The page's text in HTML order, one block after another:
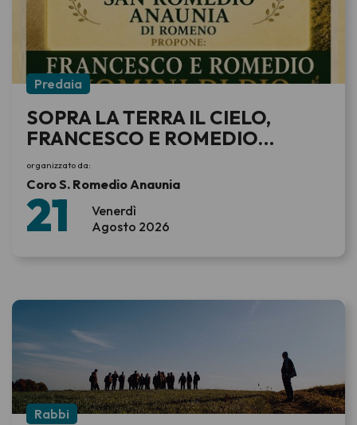
Venerdì
21 Agosto 2026
Predaia
SOPRA LA TERRA IL CIELO,
FRANCESCO E ROMEDIO
UOMINI DI DIO NELL' 8°
CENTENARIO DELLA MORTE DI
SAN FRANCESCO. RECITAL PER
CORI E VOCI NARRANTI
organizzato da:
Coro S. Romedio Anaunia
Rabbi